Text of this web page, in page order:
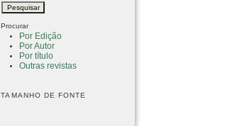
Procurar
Por Edição
Por Autor
Por título
Outras revistas
TAMANHO DE FONTE